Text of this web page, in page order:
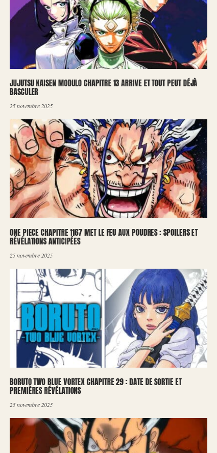
JUJUTSU KAISEN MODULO CHAPITRE 13 ARRIVE ET TOUT PEUT DÉJÀ
BASCULER
25 novembre 2025
ONE PIECE CHAPITRE 1167 MET LE FEU AUX POUDRES : SPOILERS ET
RÉVÉLATIONS ANTICIPÉES
25 novembre 2025
BORUTO TWO BLUE VORTEX CHAPITRE 29 : DATE DE SORTIE ET
PREMIÈRES RÉVÉLATIONS
25 novembre 2025